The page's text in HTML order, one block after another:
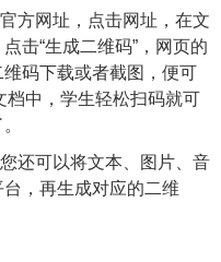
方网址，点击网址，在文
击“生成二维码”，网页的
码下载或者截图，便可
档中，学生轻松扫码就可
还可以将文本、图片、音
，再生成对应的二维